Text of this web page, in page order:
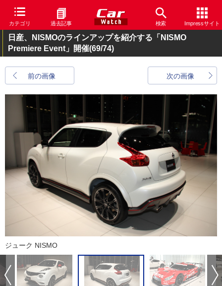
カテゴリ 過去記事 検索 Impressサイト
日産、NISMOのラインアップを紹介する「NISMO
Premiere Event」開催(69/74)
前の画像 次の画像
ジューク NISMO